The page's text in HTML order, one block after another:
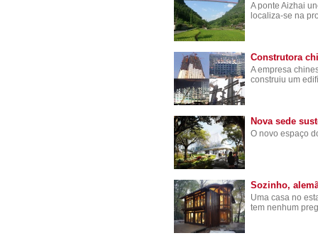
A ponte Aizhai
localiza-se na
Construtora
A empresa
construiu um
Nova sede
O novo espaço
Sozinho,
Uma casa no
tem nenhum